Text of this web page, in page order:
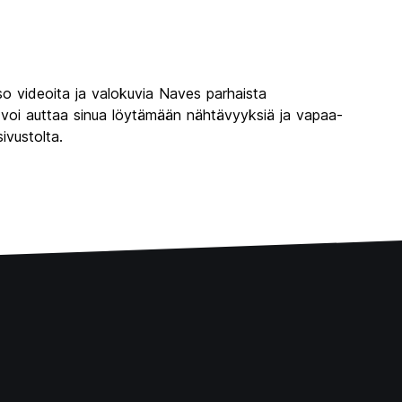
videoita ja valokuvia Naves parhaista
auttaa sinua löytämään nähtävyyksiä ja vapaa-